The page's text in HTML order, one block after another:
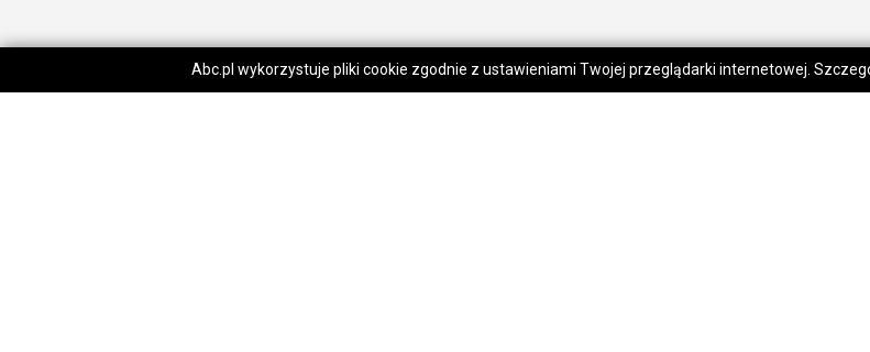
Abc.pl wykorzystuje pliki cookie zgodnie z ustawieniami Twojej przeglądarki internetowej.